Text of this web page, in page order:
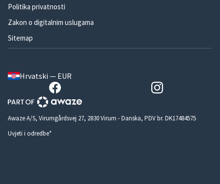
Politika privatnosti
Zakon o digitalnim uslugama
Sitemap
Hrvatski — EUR
Awaze A/S, Virumgårdsvej 27, 2830 Virum - Danska, PDV br. DK17484575
Uvjeti i odredbe*